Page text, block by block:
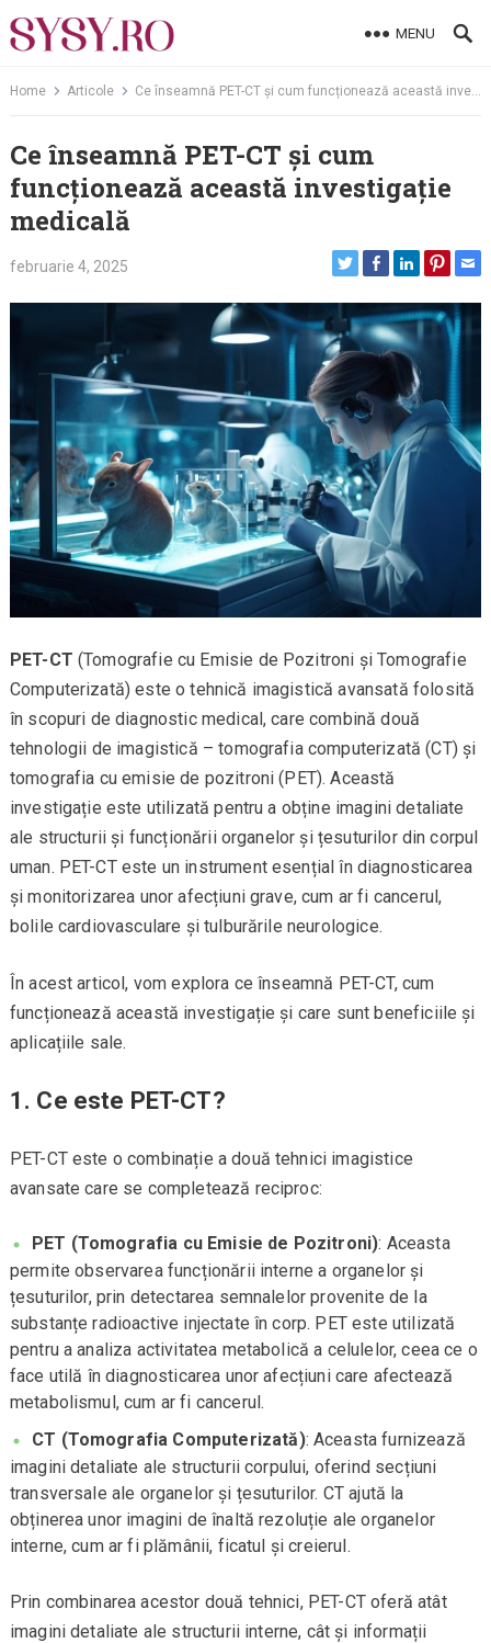
to
MENU
Home Articole Ce înseamnă PET-CT și cum funcționează această investigație medicală
Ce înseamnă PET-CT și cum
funcționează această investigație
medicală
februarie 4, 2025
PET-CT (Tomografie cu Emisie de Pozitroni și Tomografie
Computerizată) este o tehnică imagistică avansată folosită
în scopuri de diagnostic medical, care combină două
tehnologii de imagistică – tomografia computerizată (CT) și
tomografia cu emisie de pozitroni (PET). Această
investigație este utilizată pentru a obține imagini detaliate
ale structurii și funcționării organelor și țesuturilor din corpul
uman. PET-CT este un instrument esențial în diagnosticarea
și monitorizarea unor afecțiuni grave, cum ar fi cancerul,
bolile cardiovasculare și tulburările neurologice.
În acest articol, vom explora ce înseamnă PET-CT, cum
funcționează această investigație și care sunt beneficiile și
aplicațiile sale.
1. Ce este PET-CT?
PET-CT este o combinație a două tehnici imagistice
avansate care se completează reciproc:
PET (Tomografia cu Emisie de Pozitroni): Aceasta
permite observarea funcționării interne a organelor și
țesuturilor, prin detectarea semnalelor provenite de la
substanțe radioactive injectate în corp. PET este utilizată
pentru a analiza activitatea metabolică a celulelor, ceea ce o
face utilă în diagnosticarea unor afecțiuni care afectează
metabolismul, cum ar fi cancerul.
CT (Tomografia Computerizată): Aceasta furnizează
imagini detaliate ale structurii corpului, oferind secțiuni
transversale ale organelor și țesuturilor. CT ajută la
obținerea unor imagini de înaltă rezoluție ale organelor
interne, cum ar fi plămânii, ficatul și creierul.
Prin combinarea acestor două tehnici, PET-CT oferă atât
imagini detaliate ale structurii interne, cât și informații